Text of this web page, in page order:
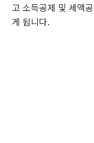
고 소득공제 및 세액
게 됩니다.